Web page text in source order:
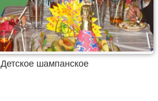
Детское шампанское